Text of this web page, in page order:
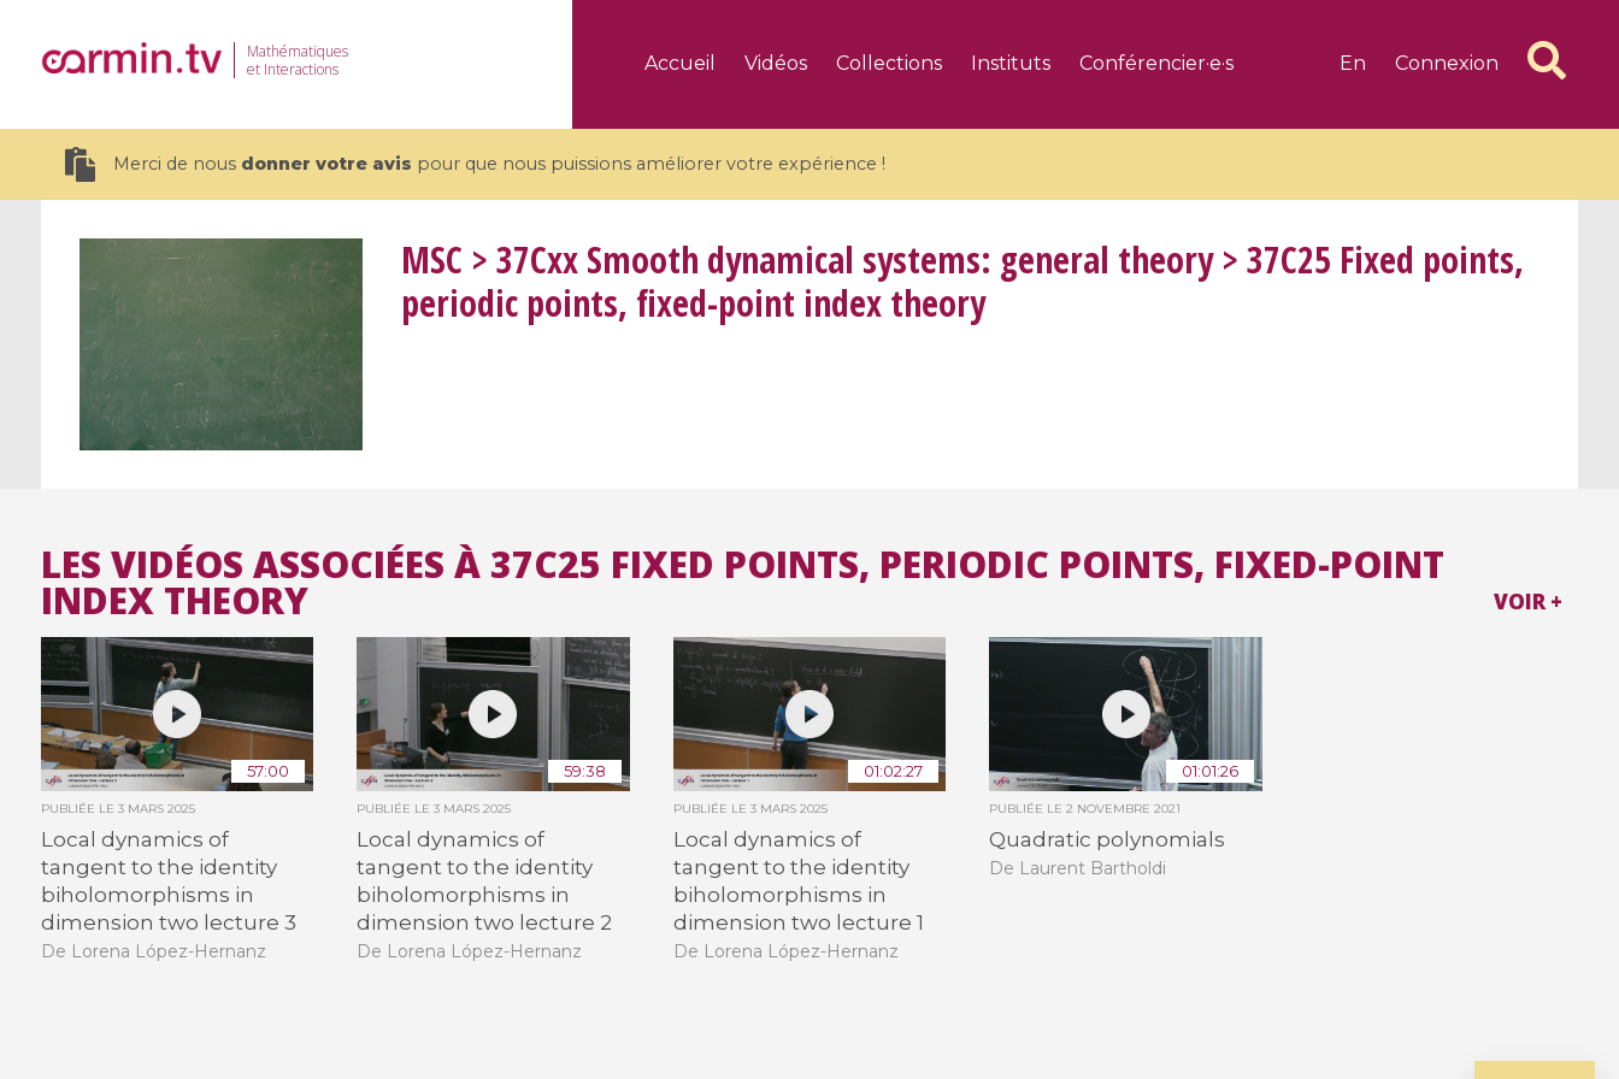
Mathématiques
et Interactions
Accueil Vidéos Collections Instituts Conférencier·e·s En Connexion
Merci de nous donner votre avis pour que nous puissions améliorer votre expérience !
19 videos
CEMRACS 2026 : Modeling and AI
for Environmental Transition /
Centre d'Eté Mathématique de
MSC > 37Cxx Smooth dynamical systems: general theory > 37C25 Fixed points,
periodic points, fixed-point index theory
LES VIDÉOS ASSOCIÉES À 37C25 FIXED POINTS, PERIODIC POINTS, FIXED-POINT
INDEX THEORY
57:00
PUBLIÉE LE 3 MARS 2025
Local dynamics of
tangent to the identity
biholomorphisms in
dimension two lecture 3
De Lorena López-Hernanz
59:38
PUBLIÉE LE3 MARS 2025
Local dynamics of
tangent to the identity
biholomorphisms in
dimension two lecture 2
De Lorena López-Hernanz
01:02:27
PUBLIÉE LE 3 MARS 2025
Local dynamics of
tangent to the identity
biholomorphisms in
dimension two lecture 1
De Lorena López-Hernanz
01:01:26
PUBLIÉE LE2 NOVEMBRE 2021
Quadratic polynomials
De Laurent Bartholdi
VOIR +